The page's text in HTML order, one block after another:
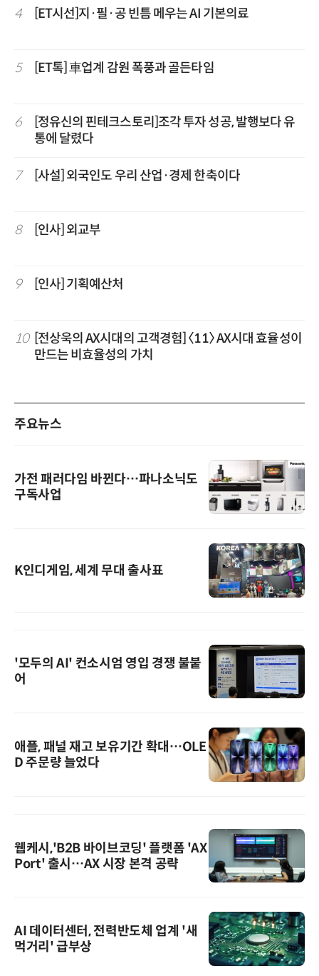
4 [ET시선]지·필·공 빈틈 메우는 AI 기본의료
5 [ET톡] 車업계 감원 폭풍과 골든타임
6
[정유신의 핀테크스토리]조각 투자 성공, 발행보다 유
통에 달렸다
7 [사설] 외국인도 우리 산업·경제 한축이다
8 [인사] 외교부
9 [인사] 기획예산처
10
[전상욱의 AX시대의 고객경험] 〈11〉 AX시대 효율성이
만드는 비효율성의 가치
주요뉴스
가전 패러다임 바뀐다…파나소닉도
구독사업
K인디게임, 세계 무대 출사표
'모두의 AI' 컨소시엄 영입 경쟁 불붙
어
애플, 패널 재고 보유기간 확대…OLE
D 주문량 늘었다
웹케시,'B2B 바이브코딩' 플랫폼 'AX
Port' 출시…AX 시장 본격 공략
AI 데이터센터, 전력반도체 업계 '새
먹거리' 급부상